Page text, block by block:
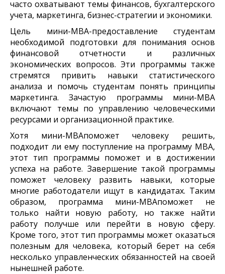
часто охватывают темы финансов, бухгалтерского
учета, маркетинга, бизнес-стратегии и экономики.
Цель мини-MBA-предоставление студентам
необходимой подготовки для понимания основ
финансовой отчетности и различных
экономических вопросов. Эти программы также
стремятся привить навыки статистического
анализа и помочь студентам понять принципы
маркетинга. Зачастую программы мини-MBA
включают темы по управлению человеческими
ресурсами и организационной практике.
Хотя мини-MBAпоможет человеку решить,
подходит ли ему поступление на программу MBA,
этот тип программы поможет и в достижении
успеха на работе. Завершение такой программы
поможет человеку развить навыки, которые
многие работодатели ищут в кандидатах. Таким
образом, программа мини-MBAпоможет не
только найти новую работу, но также найти
работу получше или перейти в новую сферу.
Кроме того, этот тип программы может оказаться
полезным для человека, который берет на себя
несколько управленческих обязанностей на своей
нынешней работе.